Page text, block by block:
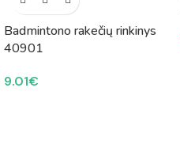
Badmintono rakečių rinkinys
40901
9.01€